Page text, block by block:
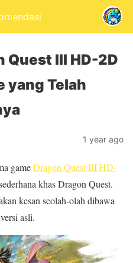
Quest III HD-2D
yang Telah
1 year ago
gameDragon Quest III HD-
khas Dragon Quest.
kesan seolah-olah dibawa
versi asli.